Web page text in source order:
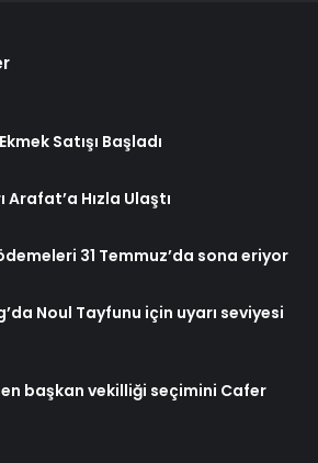
Satışı Başladı
Arafat’a Hızla Ulaştı
31 Temmuz’da sona eriyor
Noul Tayfunu için uyarı seviyesi
başkan vekilliği seçimini Cafer